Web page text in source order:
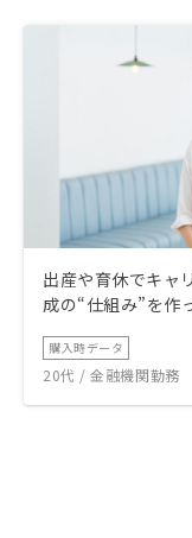
出産や育休でキャ
成の“仕組み”を作
購入時データ
20代 / 金融機関勤務